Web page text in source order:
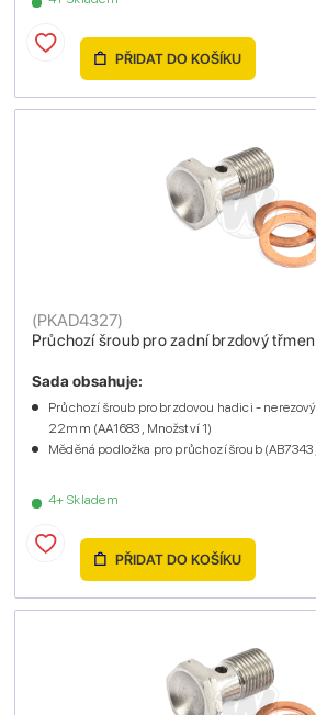
PŘIDAT DO KOŠÍKU
Průchozí šroub pro zadní brzdový
(PKAD4327)
4+ Skladem
Sada obsahuje:
Průchozí šroub pro brzdovou hadici -
22mm (AA1683 , Množství 1)
Měděná podložka pro průchozí šroub (AB7343
PŘIDAT DO KOŠÍKU